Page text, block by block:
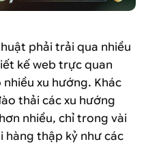
phải trải qua nhiều
kế web trực quan
xu hướng. Khác
thải các xu hướng
nhiều, chỉ trong vài
hàng thập kỷ như các